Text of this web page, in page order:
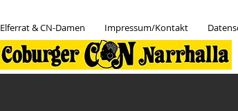
Elferrat & CN-Damen Impressum/Kontakt